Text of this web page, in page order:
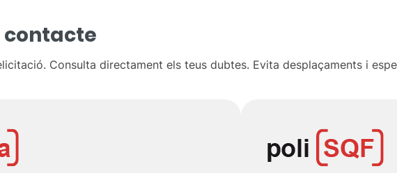
contacte
Consulta directament els teus dubtes. Evita desplaçaments i